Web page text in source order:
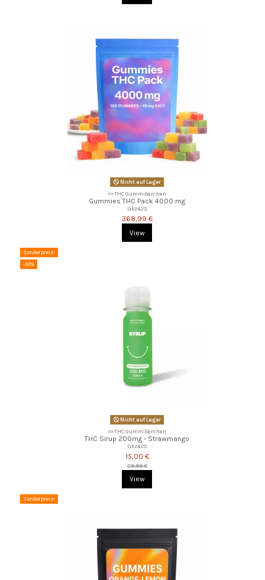
Nicht auf Lager
🍬THC Gummibärchen
Gummies THC Pack 4000 mg
Gbz420
368,99 €
View
Sonderpreis!
-50%
Nicht auf Lager
🍬THC Gummibärchen
THC Sirup 200mg - Strawmango
Gbz420
15,00 €
29,99 €
View
Sonderpreis!